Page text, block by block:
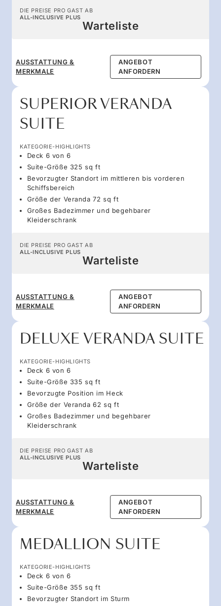
DIE PREISE PRO GAST AB
ALL-INCLUSIVE PLUS
Warteliste
AUSSTATTUNG &
MERKMALE
ANGEBOT
ANFORDERN
SUPERIOR VERANDA
SUITE
KATEGORIE-HIGHLIGHTS
Deck 6 von 6
Suite-Größe 325 sq ft
Bevorzugter Standort im mittleren bis vorderen
Schiffsbereich
Größe der Veranda 72 sq ft
Großes Badezimmer und begehbarer
Kleiderschrank
DIE PREISE PRO GAST AB
ALL-INCLUSIVE PLUS
Warteliste
AUSSTATTUNG &
MERKMALE
ANGEBOT
ANFORDERN
DELUXE VERANDA SUITE
KATEGORIE-HIGHLIGHTS
Deck 6 von 6
Suite-Größe 335 sq ft
Bevorzugte Position im Heck
Größe der Veranda 62 sq ft
Großes Badezimmer und begehbarer
Kleiderschrank
DIE PREISE PRO GAST AB
ALL-INCLUSIVE PLUS
Warteliste
AUSSTATTUNG &
MERKMALE
ANGEBOT
ANFORDERN
MEDALLION SUITE
KATEGORIE-HIGHLIGHTS
Deck 6 von 6
Suite-Größe 355 sq ft
Bevorzugter Standort im Sturm